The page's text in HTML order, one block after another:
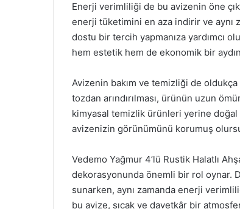
Enerji verimliliği de bu avizenin öne
enerji tüketimini en aza indirir ve aynı
dostu bir tercih yapmanıza yardımcı
hem estetik hem de ekonomik bir
Avizenin bakım ve temizliği de
tozdan arındırılması, ürünün uzun
kimyasal temizlik ürünleri yerine
avizenizin görünümünü korumuş
Vedemo Yağmur 4’lü Rustik Halatlı
dekorasyonunda önemli bir rol oynar.
sunarken, aynı zamanda enerji
bu avize, sıcak ve davetkâr bir